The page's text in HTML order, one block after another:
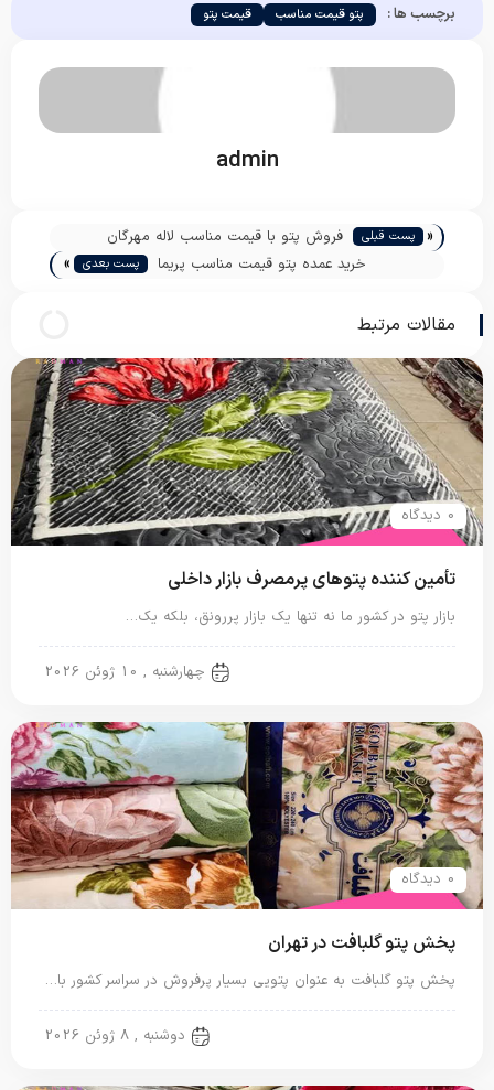
برچسب ها : پتو قیمت مناسب قیمت پتو
admin
« پست قبلی
فروش پتو با قیمت مناسب لاله مهرگان
خرید عمده پتو قیمت مناسب پریما
پست بعدی »
مقالات مرتبط
0 دیدگاه
تأمین کننده پتوهای پرمصرف بازار داخلی
بازار پتو در کشور ما نه تنها یک بازار پررونق، بلکه یک…
چهارشنبه , 10 ژوئن 2026
0 دیدگاه
پخش پتو گلبافت در تهران
پخش پتو گلبافت به عنوان پتویی بسیار پرفروش در سراسر کشور با…
دوشنبه , 8 ژوئن 2026